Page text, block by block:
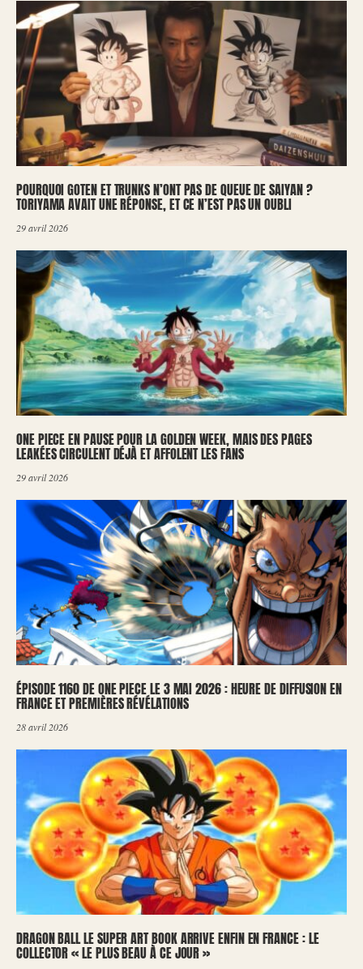
POURQUOI GOTEN ET TRUNKS N’ONT PAS DE QUEUE DE SAIYAN ?
TORIYAMA AVAIT UNE RÉPONSE, ET CE N’EST PAS UN OUBLI
29 avril 2026
ONE PIECE EN PAUSE POUR LA GOLDEN WEEK, MAIS DES PAGES
LEAKÉES CIRCULENT DÉJÀ ET AFFOLENT LES FANS
29 avril 2026
ÉPISODE 1160 DE ONE PIECE LE 3 MAI 2026 : HEURE DE DIFFUSION EN
FRANCE ET PREMIÈRES RÉVÉLATIONS
28 avril 2026
DRAGON BALL LE SUPER ART BOOK ARRIVE ENFIN EN FRANCE : LE
COLLECTOR « LE PLUS BEAU À CE JOUR »